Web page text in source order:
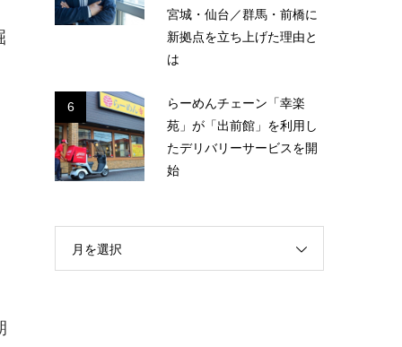
宮城・仙台／群馬・前橋に
新拠点を立ち上げた理由と
は
6
らーめんチェーン「幸楽
苑」が「出前館」を利用し
たデリバリーサービスを開
始
月を選択